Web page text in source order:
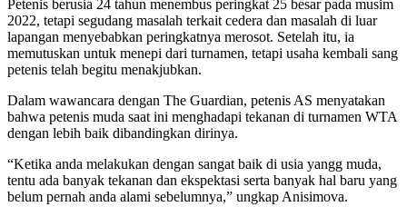
Petenis berusia 24 tahun menembus peringkat 25 besar pada musim
2022, tetapi segudang masalah terkait cedera dan masalah di luar
lapangan menyebabkan peringkatnya merosot. Setelah itu, ia
memutuskan untuk menepi dari turnamen, tetapi usaha kembali sang
petenis telah begitu menakjubkan.
Dalam wawancara dengan The Guardian, petenis AS menyatakan
bahwa petenis muda saat ini menghadapi tekanan di turnamen WTA
dengan lebih baik dibandingkan dirinya.
“Ketika anda melakukan dengan sangat baik di usia yangg muda,
tentu ada banyak tekanan dan ekspektasi serta banyak hal baru yang
belum pernah anda alami sebelumnya,” ungkap Anisimova.